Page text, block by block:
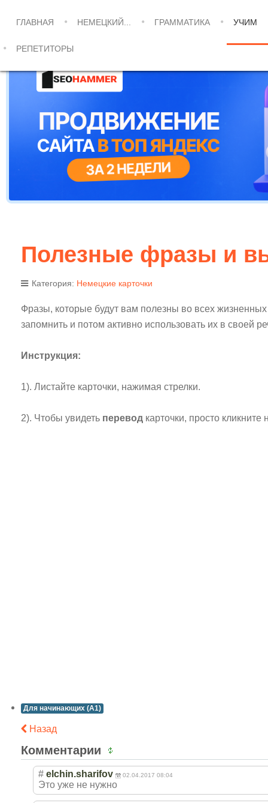
ГЛАВНАЯ НЕМЕЦКИЙ... ГРАММАТИКА УЧИМ
РЕПЕТИТОРЫ
Полезные фразы и
Категория: Немецкие карточки
Фразы, которые будут вам полезны во всех жизненных
запомнить и потом активно использовать их в своей
Инструкция:
1). Листайте карточки, нажимая стрелки.
2). Чтобы увидеть перевод карточки, просто кликните
Для начинающих (A1)
Назад
Комментарии
# elchin.sharifov 02.04.2017 08:04
Это уже не нужно